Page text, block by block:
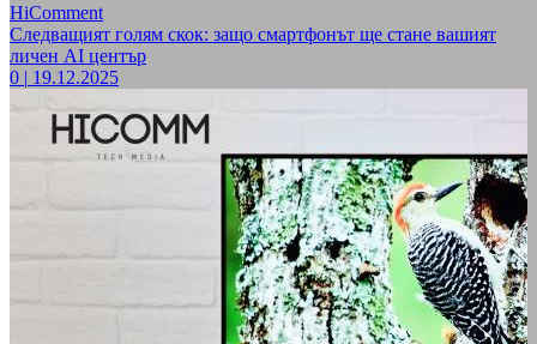
HiComment
Следващият голям скок: защо смартфонът ще стане вашият
личен AI център
0 | 19.12.2025